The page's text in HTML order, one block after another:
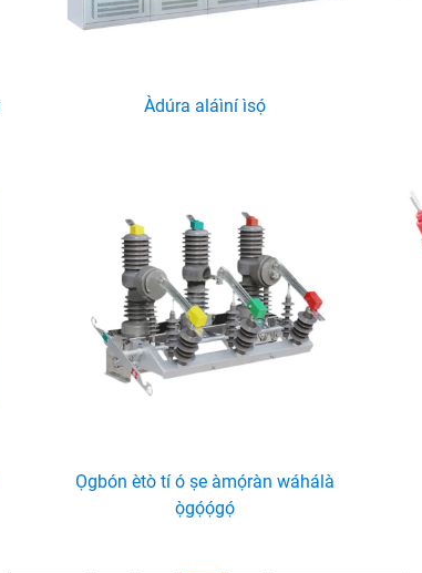
Àdúra aláìní ìsọ́
Ọgbón ètò tí ó ṣe àmọ́ràn wáhálà
ọ̀gọ́ọ́gọ́